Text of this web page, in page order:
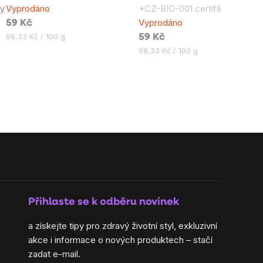
5,0
z
5
Vyprodáno
59 Kč
Měrná
98,33 Kč / 100 g
*CZ-BIO-001 certifikát
0,0
z
5
hvězdiček.
Vyprodáno
59 Kč
Měrná
98,33 Kč / 100 g
Přihlaste se k odběru novinek
a získejte tipy pro zdravý životní styl, exkluzivní
akce i informace o nových produktech – stačí
zadat e-mail.